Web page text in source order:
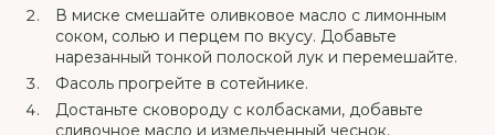
В миске смешайте оливковое масло с лимонным
соком, солью и перцем по вкусу. Добавьте
нарезанный тонкой полоской лук и перемешайте.
Фасоль прогрейте в сотейнике.
Достаньте сковороду с колбасками, добавьте
сливочное масло и измельченный чеснок.